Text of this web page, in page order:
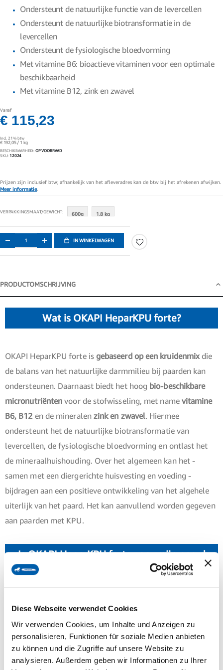
Diese Webseite verwendet Cookies
Wir verwenden Cookies, um Inhalte und Anzeigen zu
personalisieren, Funktionen für soziale Medien anbieten
zu können und die Zugriffe auf unsere Website zu
analysieren. Außerdem geben wir Informationen zu Ihrer
Ondersteunt de natuurlijke functie van de levercellen
Ondersteunt de natuurlijke biotransformatie in de
levercellen
Ondersteunt de fysiologische bloedvorming
Met vitamine B6: bioactieve vitaminen voor een optimale
beschikbaarheid
Met vitamine B12, zink en zwavel
Vanaf
€ 115,23
Incl. 21% btw
€ 192,05/ 1 kg
BESCHIKBAARHEID: OP VOORRAAD
SKU 12024
Prijzen zijn inclusief btw; afhankelijk van het afleveradres kan de btw bij het afrekenen afwijken.
Meer informatie.
VERPAKKINGSMAAT/GEWICHT 600g 1.8 kg
IN WINKELWAGEN
PRODUCTOMSCHRIJVING
Productomschrijving
Wat is OKAPI HeparKPU forte?
OKAPI HeparKPU forte is gebaseerd op een kruidenmixdie
de balans van het natuurlijke darmmilieu bij paarden kan
ondersteunen. Daarnaast biedt het hoog bio-beschikbare
micronutriënten voor de stofwisseling, met namevitamine
B6, B12 en de mineralenzink en zwavel. Hiermee
ondersteunt het de natuurlijke biotransformatie van
levercellen, de fysiologische bloedvorming en ontlast het
de mineraalhuishouding. Over het algemeen kan het -
samen met een diergerichte huisvesting en voeding -
bijdragen aan een positieve ontwikkeling van het algehele
uiterlijk van het paard. Het kan aanvullend worden gegeven
aan paarden met KPU.
Is OKAPI HeparKPU forte voor mijn paard
van het natuurlijke darmmilieu. Het is vooral geschikt voor
paarden die behoefte hebben aan hoog bio-beschikbare
micronutriënten zoals vitamine B6, B12 en de mineralen